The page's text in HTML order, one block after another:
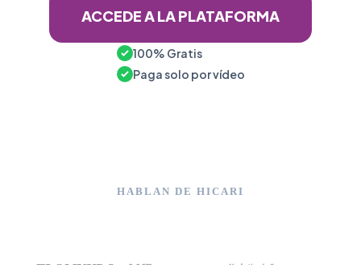
ACCEDE A LA PLATAFORMA
100% Gratis
Paga solo por vídeo
HABLAN DE HICARI